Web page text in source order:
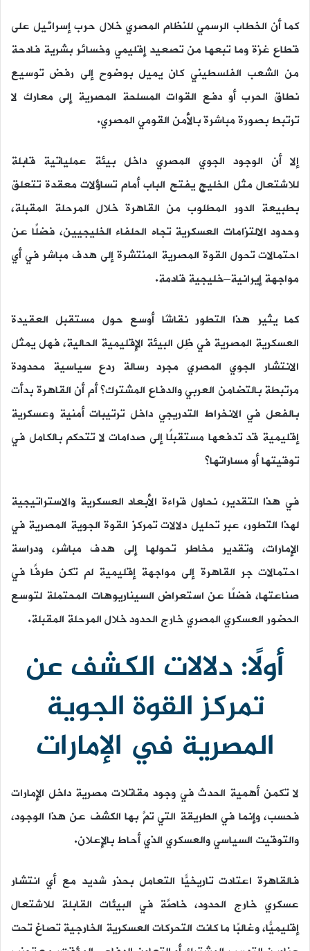
كما أن الخطاب الرسمي للنظام المصري خلال حرب إسرائيل على
قطاع غزة وما تبعها من تصعيد إقليمي وخسائر بشرية فادحة
من الشعب الفلسطيني كان يميل بوضوح إلى رفض توسيع
نطاق الحرب أو دفع القوات المسلحة المصرية إلى معارك لا
ترتبط بصورة مباشرة بالأمن القومي المصري.
إلا أن الوجود الجوي المصري داخل بيئة عملياتية قابلة
للاشتعال مثل الخليج يفتح الباب أمام تساؤلات معقدة تتعلق
بطبيعة الدور المطلوب من القاهرة خلال المرحلة المقبلة،
وحدود الالتزامات العسكرية تجاه الحلفاء الخليجيين، فضلًا عن
احتمالات تحول القوة المصرية المنتشرة إلى هدف مباشر في أي
مواجهة إيرانية–خليجية قادمة.
كما يثير هذا التطور نقاشًا أوسع حول مستقبل العقيدة
العسكرية المصرية في ظِل البيئة الإقليمية الحالية، فهل يمثل
الانتشار الجوي المصري مجرد رسالة ردع سياسية محدودة
مرتبطة بالتضامن العربي والدفاع المشترك؟ أم أن القاهرة بدأت
بالفعل في الانخراط التدريجي داخل ترتيبات أمنية وعسكرية
إقليمية قد تدفعها مستقبلًا إلى صدامات لا تتحكم بالكامل في
توقيتها أو مساراتها؟
في هذا التقدير، نحاول قراءة الأبعاد العسكرية والاستراتيجية
لهذا التطور، عبر تحليل دلالات تمركز القوة الجوية المصرية في
الإمارات، وتقدير مخاطر تحولها إلى هدف مباشر، ودراسة
احتمالات جر القاهرة إلى مواجهة إقليمية لم تكن طرفًا في
صناعتها، فضلًا عن استعراض السيناريوهات المحتملة لتوسع
الحضور العسكري المصري خارج الحدود خلال المرحلة المقبلة.
أولًا: دلالات الكشف عن
تمركز القوة الجوية
المصرية في الإمارات
لا تكمن أهمية الحدث في وجود مقاتلات مصرية داخل الإمارات
فحسب، وإنما في الطريقة التي تمَّ بها الكشف عن هذا الوجود،
والتوقيت السياسي والعسكري الذي أحاط بالإعلان.
فالقاهرة اعتادت تاريخيًّا التعامل بحذر شديد مع أي انتشار
عسكري خارج الحدود، خاصَّة في البيئات القابلة للاشتعال
إقليميًّا، وغالبًا ما كانت التحركات العسكرية الخارجية تصاغ تحت